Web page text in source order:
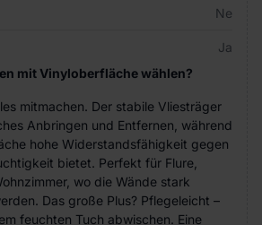
Ne
Ja
mit Vinyloberfläche wählen?
mitmachen. Der stabile Vliesträger
Anbringen und Entfernen, während
hohe Widerstandsfähigkeit gegen
bietet. Perfekt für Flure,
wo die Wände stark
Das große Plus? Pflegeleicht –
feuchten Tuch abwischen. Eine